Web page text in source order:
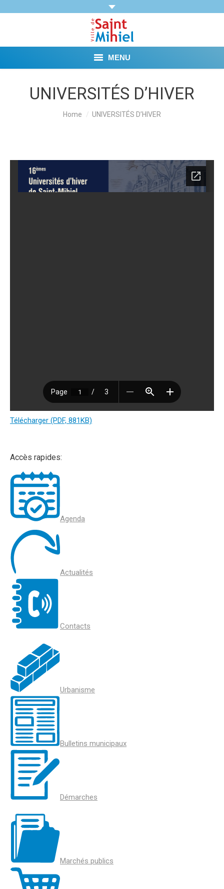
MENU
Agenda
Vie municipale
Vie pratique
Loisirs
UNIVERSITÉS D’HIVER
Home UNIVERSITÉS D’HIVER
Télécharger (PDF, 881KB)
Accès rapides:
Agenda
Actualités
Contacts
Urbanisme
Bulletins municipaux
Démarches
Marchés publics